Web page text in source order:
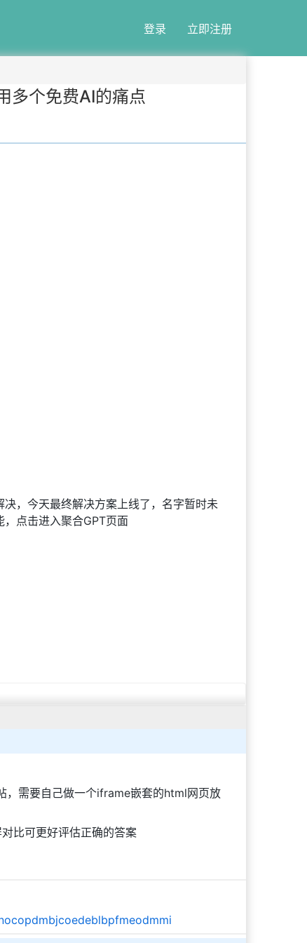
登录 立即注册
多个免费AI的痛点
，今天最终解决方案上线了，名字暂时未
点击进入聚合GPT页面
，需要自己做一个iframe嵌套的html网页放
比可更好评估正确的答案